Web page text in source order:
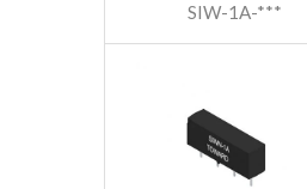
SIW-1A-***